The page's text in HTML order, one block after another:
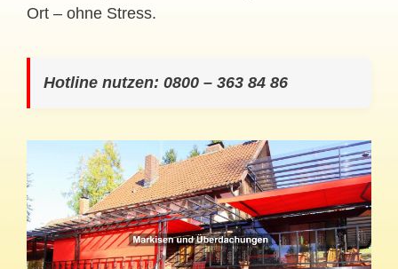
Ort – ohne Stress.
Hotline nutzen: 0800 – 363 84 86